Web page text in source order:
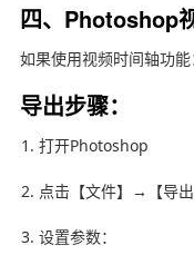
四、Photoshop
如果使用视频时间轴功能
导出步骤：
打开Photoshop
点击【文件】→【导
设置参数：